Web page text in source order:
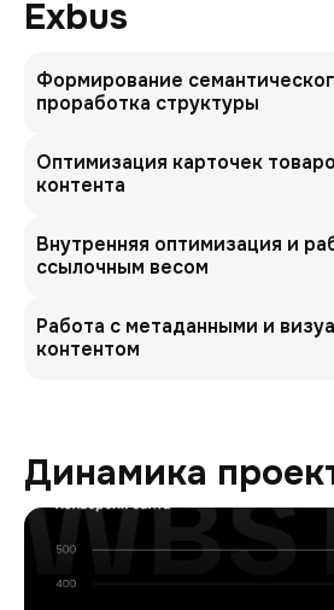
Exbus
Формирование
проработка структуры
Оптимизация карточек
контента
Внутренняя оптимизация и
ссылочным весом
Работа с метаданными и
контентом
Динамика